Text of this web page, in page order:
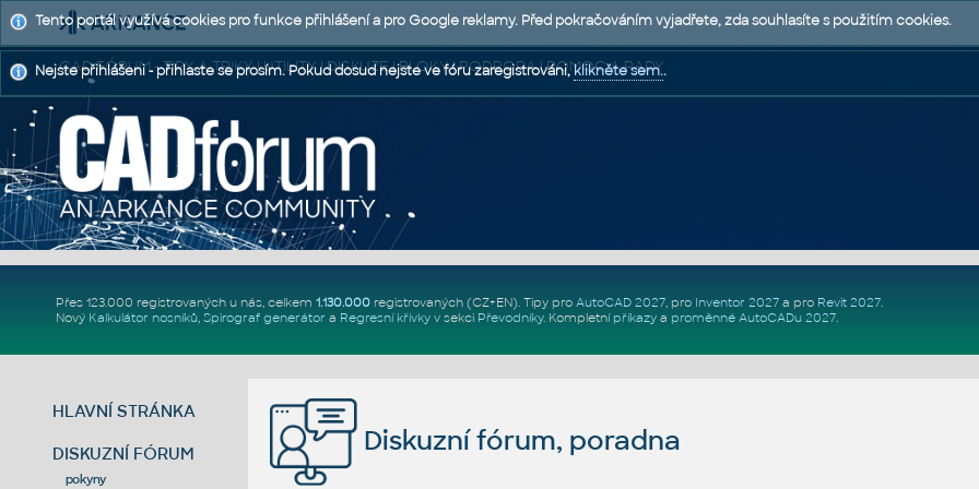
CAD FÓRUM - TIPY A TRIKY | UTILITY | DISKUZE | BLOKY | PODPORA | POMOC A RADY
Přes 123.000 registrovaných u nás, celkem 1.130.000registrovaných (CZ+EN). Tipy pro AutoCAD 2027, pro Inventor 2027a pro Revit 2027.
Nový Kalkulátor nosníků, Spirograf generátor a Regresní křivkyv sekci Převodníky. Kompletní příkazya proměnné AutoCADu 2027.
HLAVNÍ STRÁNKA
DISKUZNÍ FÓRUM
pokyny
Diskuzní fórum, poradna
Tento portál využívá cookies pro funkce přihlášení a pro Google reklamy. Před pokračováním vyjadřete, zda souhlasíte s použitím cookies.
Nejste přihlášeni - přihlaste se prosím. Pokud dosud nejste ve fóru zaregistrováni,klikněte sem..